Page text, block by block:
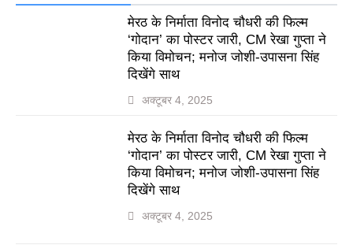
मेरठ के निर्माता विनोद चौधरी की फिल्म
‘गोदान’ का पोस्टर जारी, CM रेखा गुप्ता ने
किया विमोचन; मनोज जोशी-उपासना सिंह
दिखेंगे साथ
अक्टूबर 4, 2025
मेरठ के निर्माता विनोद चौधरी की फिल्म
‘गोदान’ का पोस्टर जारी, CM रेखा गुप्ता ने
किया विमोचन; मनोज जोशी-उपासना सिंह
दिखेंगे साथ
अक्टूबर 4, 2025